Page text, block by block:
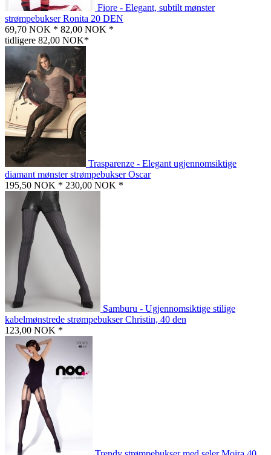
Fiore - Elegant, subtilt mønster
strømpebukser Ronita 20 DEN
69,70 NOK * 82,00 NOK *
tidligere 82,00 NOK*
Trasparenze - Elegant ugjennomsiktige
diamant mønster strømpebukser Oscar
195,50 NOK * 230,00 NOK *
Samburu - Ugjennomsiktige stilige
kabelmønstrede strømpebukser Christin, 40 den
123,00 NOK *